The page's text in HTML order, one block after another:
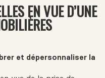
EN VUE D’UNE
et dépersonnaliser la